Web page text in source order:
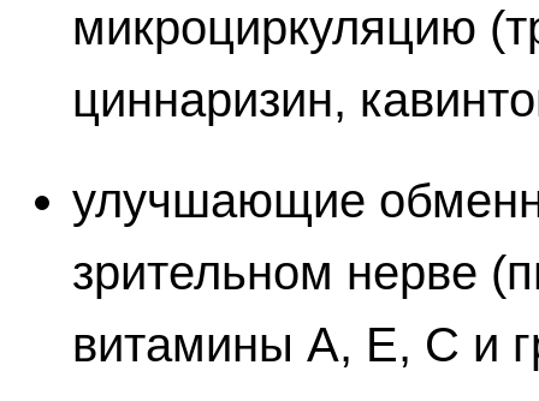
микроциркуляцию
циннаризин,
улучшающие
зрительном нерве
витамины А, Е, С и